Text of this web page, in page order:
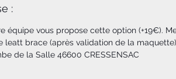
:
équipe vous propose cette option (+19€).
leatt brace (après validation de la
de la Salle 46600 CRESSENSAC